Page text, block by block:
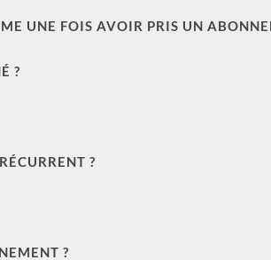
UNE FOIS AVOIR PRIS UN
?
?
?